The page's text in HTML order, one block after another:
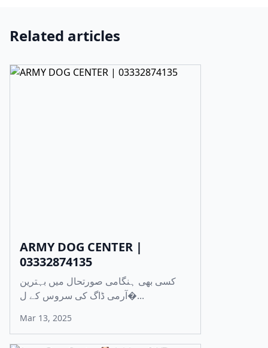
Related articles
ARMY DOG CENTER |
03332874135
کسی بھی ہنگامی صورتحال میں بہترین
آرمی ڈاگ کی سروس کے ل�...
Mar 13, 2025